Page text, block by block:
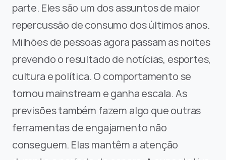
parte. Eles são um dos assuntos de maior
repercussão de consumo dos últimos anos.
Milhões de pessoas agora passam as noites
prevendo o resultado de notícias, esportes,
cultura e política. O comportamento se
tornou mainstream e ganha escala. As
previsões também fazem algo que outras
ferramentas de engajamento não
conseguem. Elas mantêm a atenção